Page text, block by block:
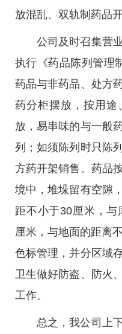
放混乱、双轨制药品
公司及时召集营
执行《药品陈列管理
药品与非药品、处方
药分柜摆放，按用途
放，易串味的与一般
列；如须陈列时只陈
方药开架销售。药品
境中，堆垛留有空隙
距不小于30厘米，
厘米，与地面的距离
色标管理，并分区域
卫生做好防盗、防火
工作。
总之，我公司上